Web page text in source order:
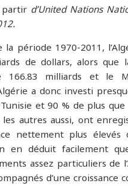
d’United Nations
la période 1970-2011,
de dollars, alors que
166.83 milliards et le
a donc investi
et 90 % de plus que
autres aussi, ont
nettement plus élevés
en déduit facilement
assez particuliers de
d’une croissance